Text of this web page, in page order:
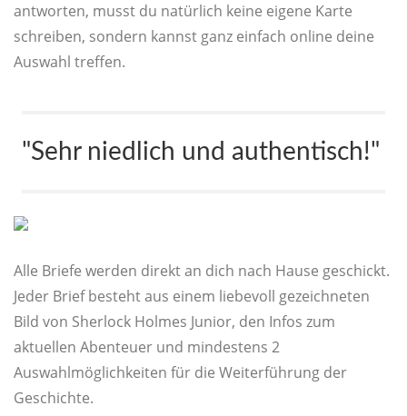
antworten, musst du natürlich keine eigene Karte
schreiben, sondern kannst ganz einfach online deine
Auswahl treffen.
"Sehr niedlich und authentisch!"
Alle Briefe werden direkt an dich nach Hause geschickt.
Jeder Brief besteht aus einem liebevoll gezeichneten
Bild von Sherlock Holmes Junior, den Infos zum
aktuellen Abenteuer und mindestens 2
Auswahlmöglichkeiten für die Weiterführung der
Geschichte.